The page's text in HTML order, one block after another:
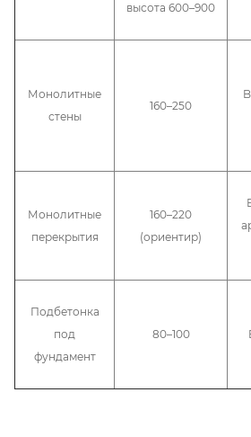
высота 600–900
Монолитные
стены
160–250
Монолитные
перекрытия
160–220
(ориентир)
Подбетонка
под
фундамент
80–100